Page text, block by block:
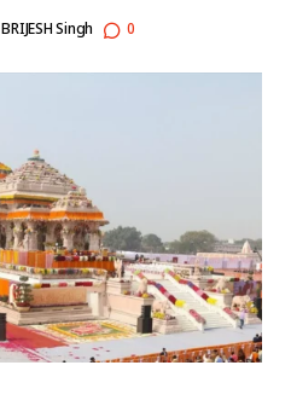
BRIJESH Singh 0